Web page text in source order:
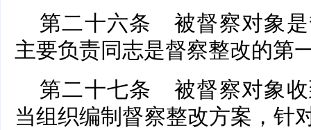
第二十六条 被督察对象是
主要负责同志是督察整改的第
第二十七条 被督察对象收
当组织编制督察整改方案，针